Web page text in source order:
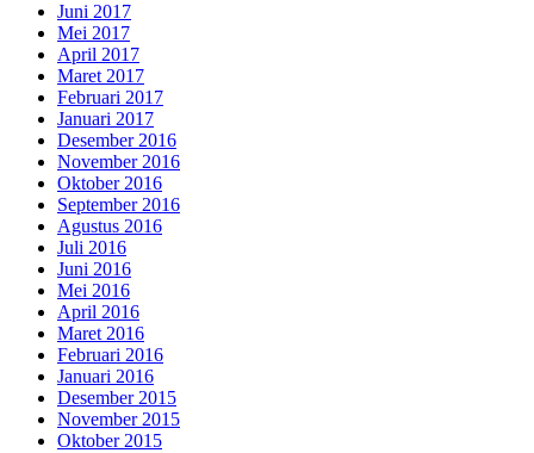
Juni 2017
Mei 2017
April 2017
Maret 2017
Februari 2017
Januari 2017
Desember 2016
November 2016
Oktober 2016
September 2016
Agustus 2016
Juli 2016
Juni 2016
Mei 2016
April 2016
Maret 2016
Februari 2016
Januari 2016
Desember 2015
November 2015
Oktober 2015